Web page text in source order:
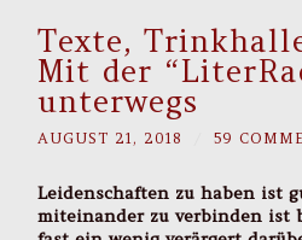
Texte,
Mit der
unterwegs
AUGUST 21, 2018 59
Leidenschaften zu haben ist
miteinander zu verbinden ist